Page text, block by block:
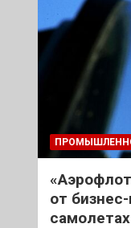
от
самолетах